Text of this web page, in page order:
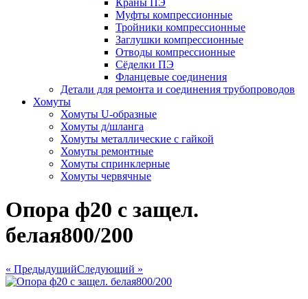
Краны ПЭ
Муфты компрессионные
Тройники компрессионные
Заглушки компрессионные
Отводы компрессионные
Сёделки ПЭ
Фланцевые соединения
Детали для ремонта и соединения трубопроводов
Хомуты
Хомуты U-образные
Хомуты д/шланга
Хомуты металлические с гайкой
Хомуты ремонтные
Хомуты спринклерные
Хомуты червячные
Опора ф20 с защел.
белая800/200
« ПредыдущийСледующий »